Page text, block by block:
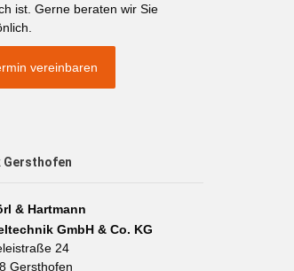
ist. Gerne beraten wir Sie
vereinbaren
Gersthofen
& Hartmann
GmbH & Co. KG
24
Gersthofen